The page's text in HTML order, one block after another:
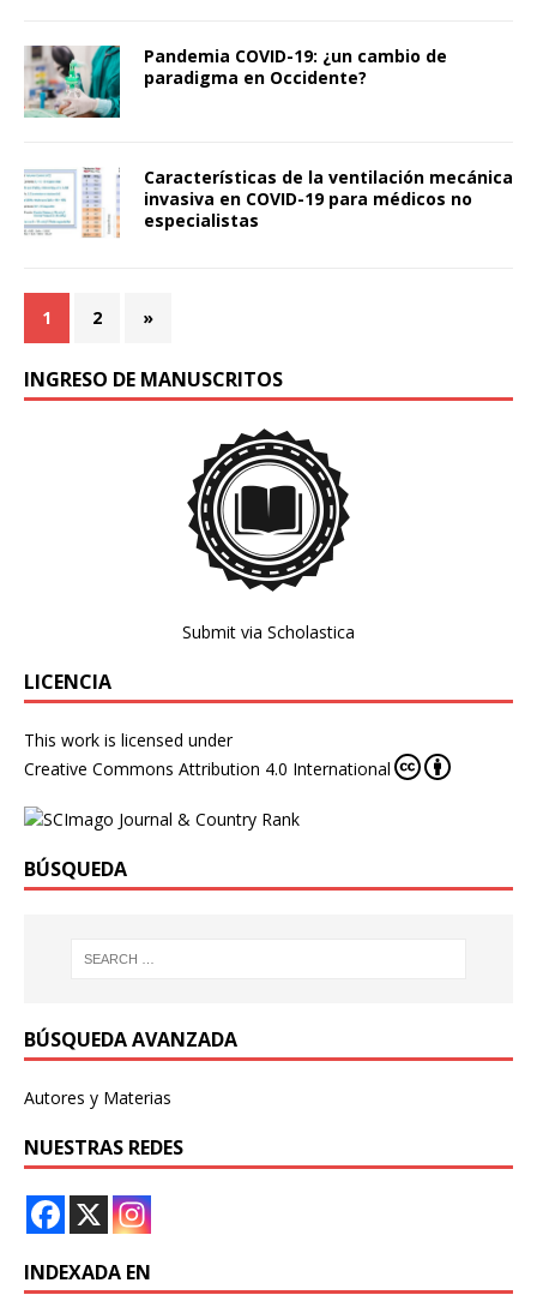
Pandemia COVID-19: ¿un cambio de
paradigma en Occidente?
Características de la ventilación mecánica
invasiva en COVID-19 para médicos no
especialistas
1 2 »
INGRESO DE MANUSCRITOS
Submit via Scholastica
LICENCIA
This work is licensed under
Creative Commons Attribution 4.0 International
BÚSQUEDA
BÚSQUEDA AVANZADA
Autores y Materias
NUESTRAS REDES
INDEXADA EN